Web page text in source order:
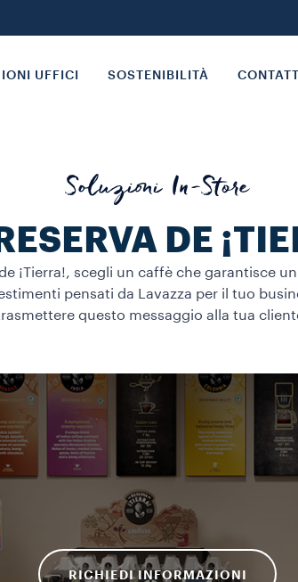
UFFICI SOSTENIBILITÀ CONTATTI
Soluzioni In-Store
DE
¡Tierra!, scegli un caffè che garantisce
pensati da Lavazza per il tuo
questo messaggio alla tua
RICHIEDI INFORMAZIONI